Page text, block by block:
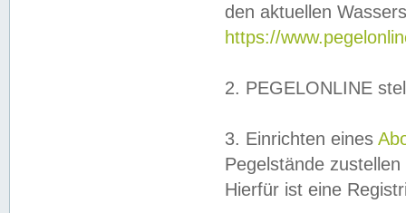
den aktuellen
https://
2. PEGELONLINE
3. Einrichten eines
Pegelstände
Hierfür ist eine